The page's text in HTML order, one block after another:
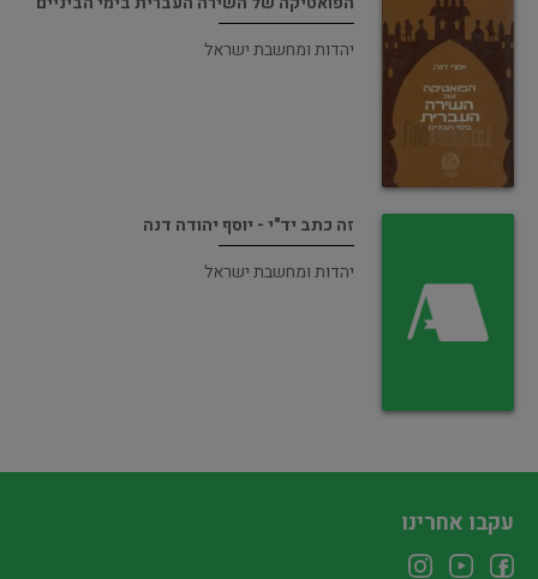
יהדות ומחשבת ישראל
זה כתב יד"י - יוסף יהודה דנה
יהדות ומחשבת ישראל
עקבו אחרינו